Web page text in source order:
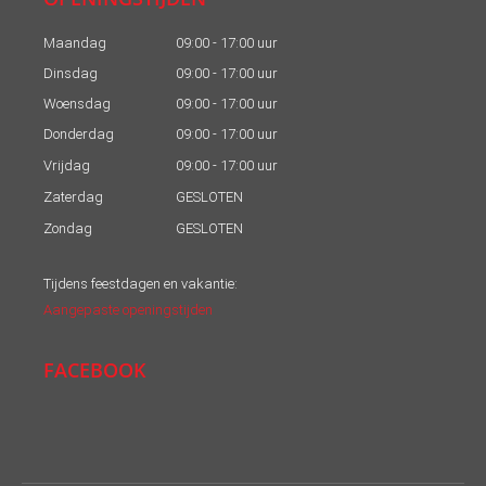
Maandag
09:00 - 17:00 uur
Dinsdag
09:00 - 17:00 uur
Woensdag
09:00 - 17:00 uur
Donderdag
09:00 - 17:00 uur
Vrijdag
09:00 - 17:00 uur
Zaterdag
GESLOTEN
Zondag
GESLOTEN
Tijdens feestdagen en vakantie:
Aangepaste openingstijden
FACEBOOK